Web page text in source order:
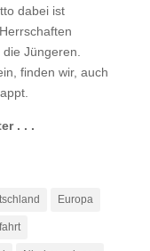
dabei ist
Jüngeren.
finden wir, auch
. . .
Europa